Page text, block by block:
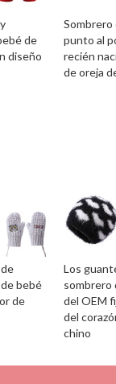
de
diseño
Sombrero
punto al
recién
de oreja
bebé
de
Los
sombrero
del OEM
del
chino